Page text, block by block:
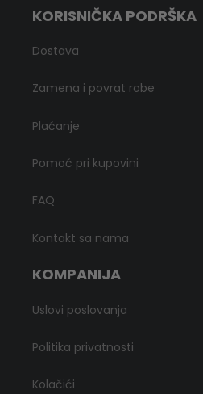
KORISNIČKA PODRŠKA
Dostava
Zamena i povrat robe
Plaćanje
Pomoć pri kupovini
FAQ
Kontakt sa nama
KOMPANIJA
Uslovi poslovanja
Politika privatnosti
Kolačići